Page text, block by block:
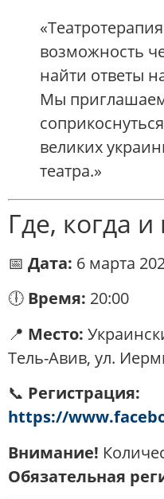
возможность
найти ответы
Мы приглашаем
великих
театра.»
Где, когда и
📅 Дата: 6 марта
🕕 Время: 20:00
📍 Место:
Тель-Авив, ул.
📞 Регистрация:
https://
Внимание!
Обязательная